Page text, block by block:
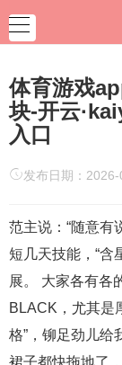
体育游戏
块-开云
入口
发布日期：
范主说：“随意有
短几天技能，“含
展。 大家各有各
BLACK，尤其是
格”，铆足劲儿给